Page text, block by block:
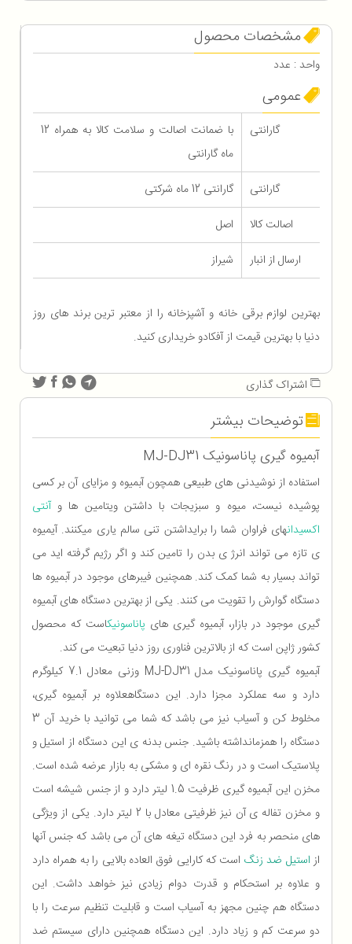
مشخصات محصول
واحد : عدد
عمومی
گارانتی
با ضمانت اصالت و سلامت کالا به همراه 12
ماه گارانتی
گارانتی
گارانتی 12 ماه شرکتی
اصالت کالا
اصل
ارسال از انبار
شیراز
بهترین لوازم برقی خانه و آشپزخانه را از معتبر ترین برند های روز
دنیا با بهترین قیمت از آفکادو خریداری کنید.
اشتراک گذاری
توضیحات بیشتر
آبمیوه گیری پاناسونیک MJ-DJ31
استفاده از نوشیدنی های طبیعی همچون آبمیوه و مزایای آن بر کسی
پوشیده نیست، میوه و سبزیجات با داشتن ویتامین ها وآنتی
اکسیدانهای فراوان شما را برایداشتن تنی سالم یاری میکنند. آیمیوه
ی تازه می تواند انرژ ی بدن را تامین کند و اگر رژیم گرفته اید می
تواند بسیار به شما کمک کند. همچنین فیبرهای موجود در آبمیوه ها
دستگاه گوارش را تقویت می کنند. یکی از بهترین دستگاه های آبمیوه
گیری موجود در بازار، آبمیوه گیری های پاناسونیکاست که محصول
کشور ژاپن است که از بالاترین فناوری روز دنیا تبعیت می کند.
آبمیوه گیری پاناسونیک مدل MJ-DJ31 وزنی معادل 7.1 کیلوگرم
دارد و سه عملکرد مجزا دارد. این دستگاهعلاوه بر آبمیوه گیری،
مخلوط کن و آسیاب نیز می باشد که شما می توانید با خرید آن 3
دستگاه را همزمانداشته باشید. جنس بدنه ی این دستگاه از استیل و
پلاستیک است و در رنگ نقره ای و مشکی به بازار عرضه شده است.
مخزن این آبمیوه گیری ظرفیت 1.5 لیتر دارد و از جنس شیشه است
و مخزن تفاله ی آن نیز ظرفیتی معادل با 2 لیتر دارد. یکی از ویژگی
های منحصر به فرد این دستگاه تیغه های آن می باشد که جنس آنها
از استیل ضد زنگ است که کارایی فوق العاده بالایی را به همراه دارد
و علاوه بر استحکام و قدرت دوام زیادی نیز خواهد داشت. این
دستگاه هم چنین مجهز به آسیاب است و قابلیت تنظیم سرعت را با
دو سرعت کم و زیاد دارد. این دستگاه همچنین دارای سیستم ضد